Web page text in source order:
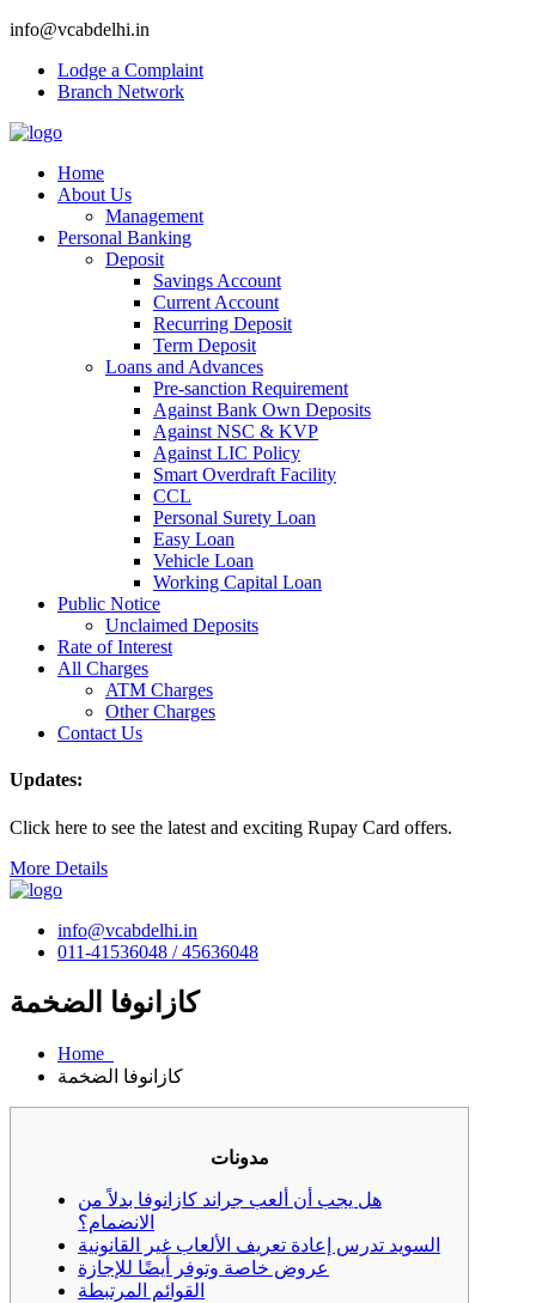
info@vcabdelhi.in
Lodge a Complaint
Branch Network
Home
About Us
Management
Personal Banking
Deposit
Savings Account
Current Account
Recurring Deposit
Term Deposit
Loans and Advances
Pre-sanction Requirement
Against Bank Own Deposits
Against NSC & KVP
Against LIC Policy
Smart Overdraft Facility
CCL
Personal Surety Loan
Easy Loan
Vehicle Loan
Working Capital Loan
Public Notice
Unclaimed Deposits
Rate of Interest
All Charges
ATM Charges
Other Charges
Contact Us
Updates:
Click here to see the latest and exciting Rupay Card offers.
More Details
info@vcabdelhi.in
011-41536048 / 45636048
كازانوفا الضخمة
Home
كازانوفا الضخمة
مدونات
هل يجب أن ألعب جراند كازانوفا بدلاً من
الانضمام؟
السويد تدرس إعادة تعريف الألعاب غير القانونية
عروض خاصة وتوفر أيضًا للإجازة
القوائم المرتبطة